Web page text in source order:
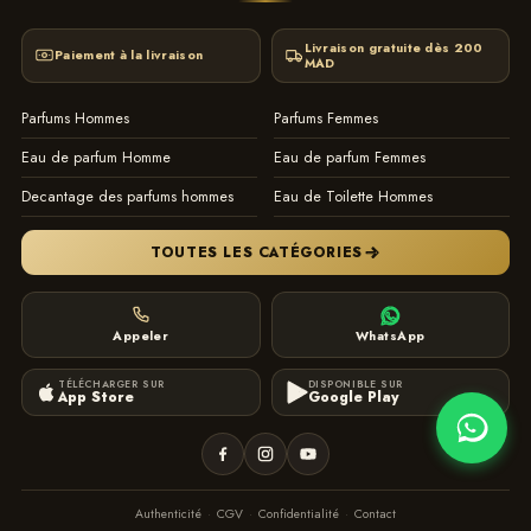
Paiement à la livraison
Livraison gratuite dès 200
MAD
Parfums Hommes
Parfums Femmes
Eau de parfum Homme
Eau de parfum Femmes
Decantage des parfums hommes
Eau de Toilette Hommes
TOUTES LES CATÉGORIES
Appeler WhatsApp
TÉLÉCHARGER SUR
App Store
DISPONIBLE SUR
Google Play
Authenticité · CGV · Confidentialité · Contact